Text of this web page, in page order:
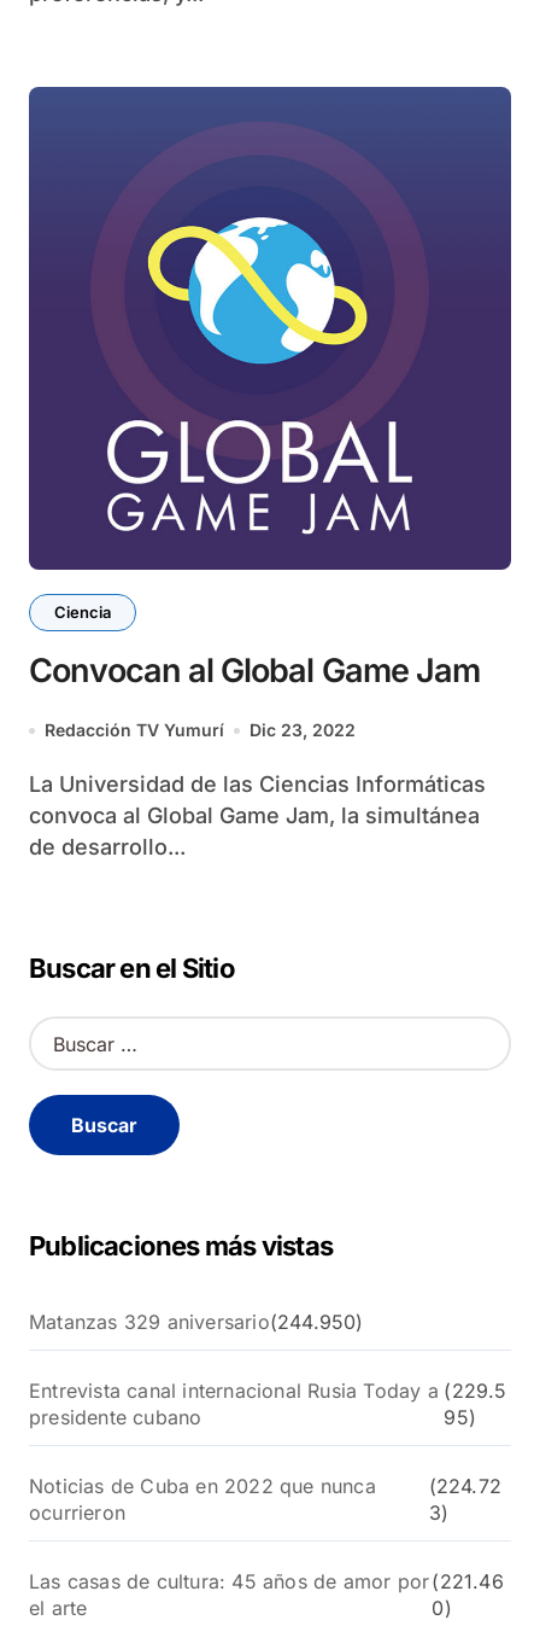
Ciencia
Convocan al Global Game Jam
Redacción TV Yumurí Dic 23, 2022
La Universidad de las Ciencias Informáticas
convoca al Global Game Jam, la simultánea
de desarrollo...
Buscar en el Sitio
B
u
c
a
Publicaciones más vistas
Matanzas 329 aniversario(244.950)
Entrevista canal internacional Rusia Today a
presidente cubano
(229.5
95)
Noticias de Cuba en 2022 que nunca
ocurrieron
(224.72
3)
Las casas de cultura: 45 años de amor por
el arte
(221.46
0)